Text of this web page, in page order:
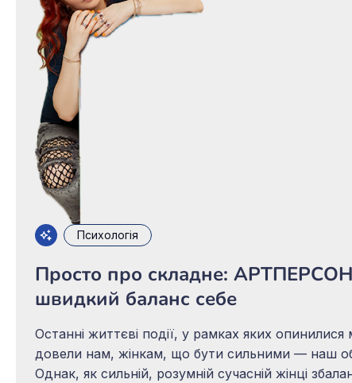
Психологія
Просто про складне:
швидкий баланс себе
Останні життєві події, у рамках яких опинилися
довели нам, жінкам, що бути сильними — наш
Однак, як сильній, розумній сучасній жінці